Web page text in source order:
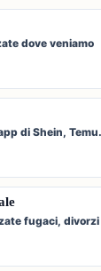
dove veniamo
di Shein,
fugaci, divorzi